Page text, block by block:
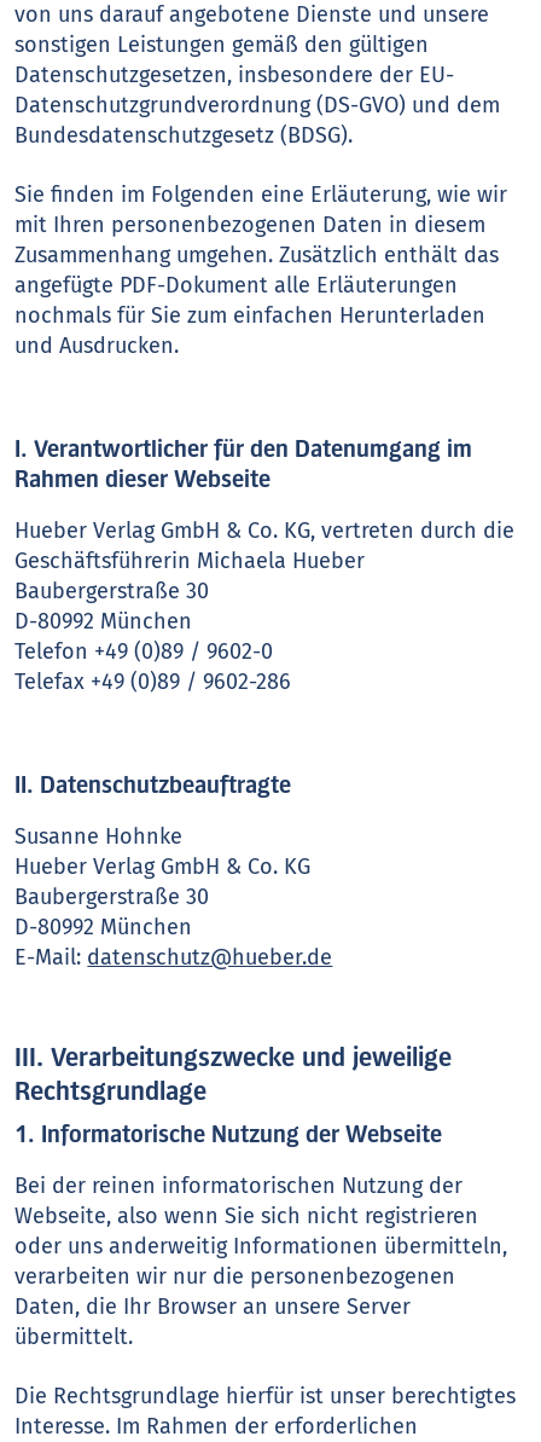
von uns darauf angebotene Dienste und unsere
sonstigen Leistungen gemäß den gültigen
Datenschutzgesetzen, insbesondere der EU-
Datenschutzgrundverordnung (DS-GVO) und dem
Bundesdatenschutzgesetz (BDSG).
Sie finden im Folgenden eine Erläuterung, wie wir
mit Ihren personenbezogenen Daten in diesem
Zusammenhang umgehen. Zusätzlich enthält das
angefügte PDF-Dokument alle Erläuterungen
nochmals für Sie zum einfachen Herunterladen
und Ausdrucken.
I. Verantwortlicher für den Datenumgang im
Rahmen dieser Webseite
Hueber Verlag GmbH & Co. KG, vertreten durch die
Geschäftsführerin Michaela Hueber
Baubergerstraße 30
D-80992 München
Telefon +49 (0)89 / 9602-0
Telefax +49 (0)89 / 9602-286
II. Datenschutzbeauftragte
Susanne Hohnke
Hueber Verlag GmbH & Co. KG
Baubergerstraße 30
D-80992 München
E-Mail: datenschutz@hueber.de
III. Verarbeitungszwecke und jeweilige
Rechtsgrundlage
1. Informatorische Nutzung der Webseite
Bei der reinen informatorischen Nutzung der
Webseite, also wenn Sie sich nicht registrieren
oder uns anderweitig Informationen übermitteln,
verarbeiten wir nur die personenbezogenen
Daten, die Ihr Browser an unsere Server
übermittelt.
Die Rechtsgrundlage hierfür ist unser berechtigtes
Interesse. Im Rahmen der erforderlichen